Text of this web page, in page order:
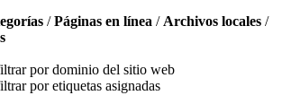
/Páginas en línea / Archivos locales /
por dominio del sitio web
por etiquetas asignadas